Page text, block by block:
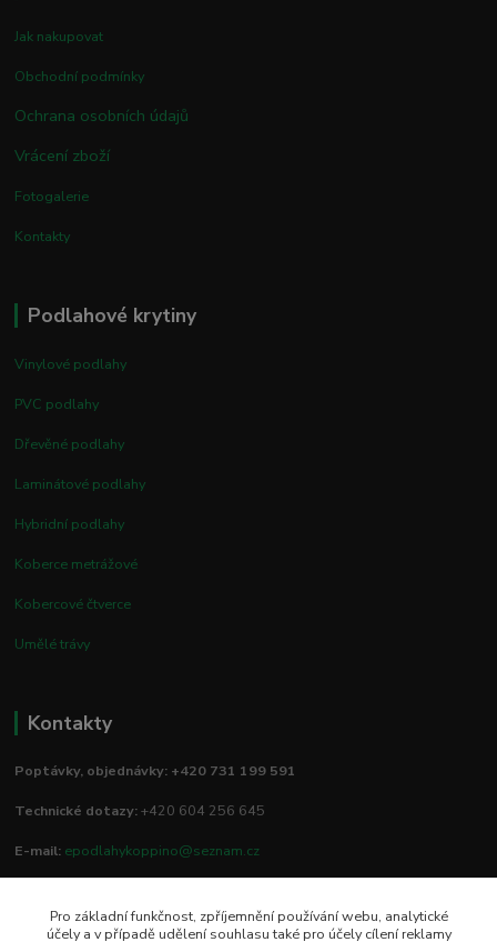
Jak nakupovat
Obchodní podmínky
Ochrana osobních údajů
Vrácení zboží
Fotogalerie
Kontakty
Podlahové krytiny
Vinylové podlahy
PVC podlahy
Dřevěné podlahy
Laminátové podlahy
Hybridní podlahy
Koberce metrážové
Kobercové čtverce
Umělé trávy
Kontakty
Poptávky, objednávky: +420 731 199 591
Technické dotazy:+420 604 256 645
E-mail: epodlahykoppino@seznam.cz
Prodejna/vzorkovna:
Pro základní funkčnost, zpříjemnění používání webu, analytické
účely a v případě udělení souhlasu také pro účely cílení reklamy